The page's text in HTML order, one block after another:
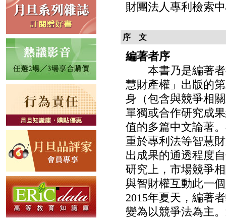
財團法人專利檢索
序 文
編著者序
本書乃是編著者
慧財產權」出版的
身（包含與競爭相
單獨或合作研究成
值的多篇中文論著
重於專利法等智慧
出成果的通透程度
研究上，市場競爭
與智財權互動此一
2015年夏天，編著
變為以競爭法為主